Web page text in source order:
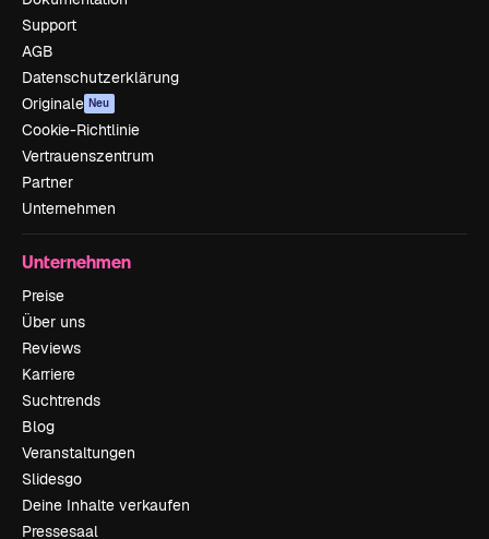
Support
AGB
Datenschutzerklärung
Originale Neu
Cookie-Richtlinie
Vertrauenszentrum
Partner
Unternehmen
Unternehmen
Preise
Über uns
Reviews
Karriere
Suchtrends
Blog
Veranstaltungen
Slidesgo
Deine Inhalte verkaufen
Pressesaal